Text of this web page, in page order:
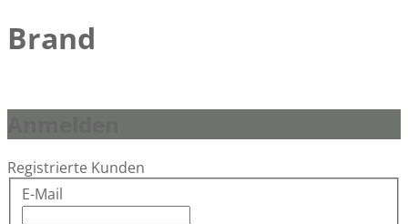
Brand
Registrierte Kunden
E-Mail